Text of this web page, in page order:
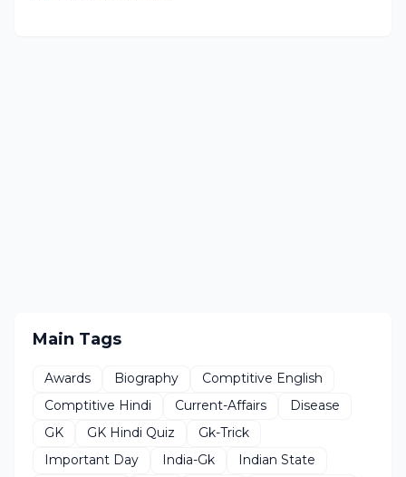
Main Tags
Awards Biography
Comptitive English
Comptitive Hindi
Current-Affairs
Disease
GK
GK Hindi Quiz
Gk-Trick
Important Day
India-Gk
Indian State